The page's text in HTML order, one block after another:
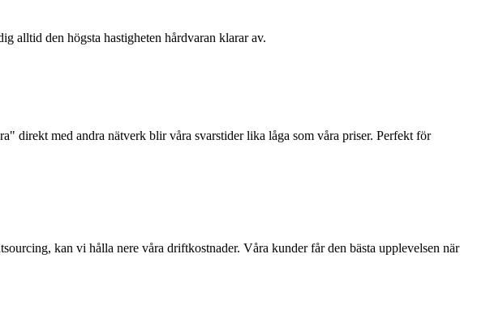
alltid den högsta hastigheten hårdvaran klarar av.
direkt med andra nätverk blir våra svarstider lika låga som våra priser. Perfekt för
kan vi hålla nere våra driftkostnader. Våra kunder får den bästa upplevelsen när